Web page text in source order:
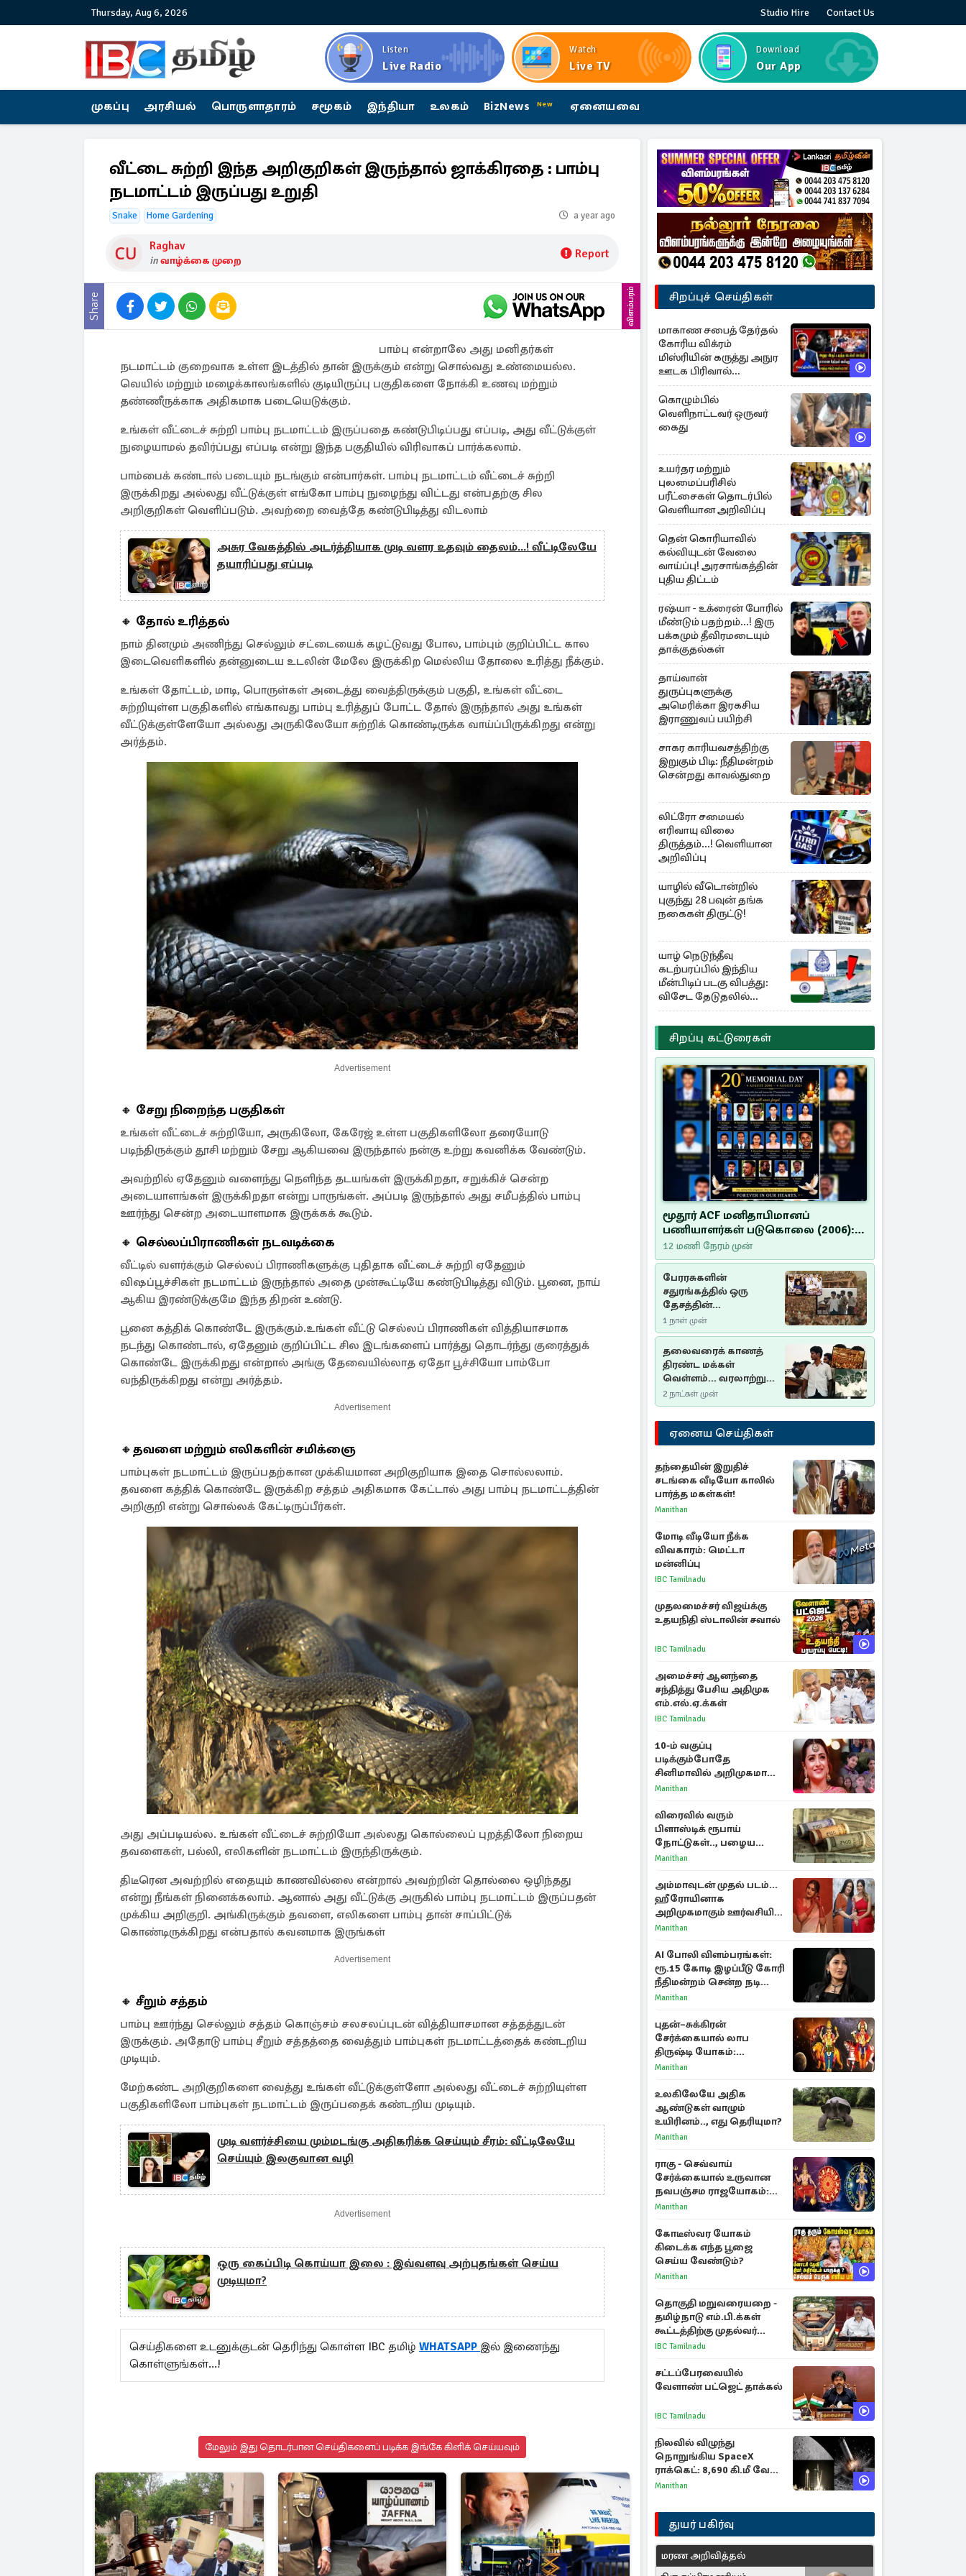
Thursday, Aug 6, 2026 Studio Hire Contact Us
Listen
Live Radio
Watch
Live TV
Download
Our App
முகப்பு அரசியல் பொருளாதாரம் சமூகம் இந்தியா உலகம் BizNews New ஏனையவை
வீட்டை சுற்றி இந்த அறிகுறிகள் இருந்தால் ஜாக்கிரதை : பாம்பு
நடமாட்டம் இருப்பது உறுதி
Snake Home Gardening a year ago
Raghav
inவாழ்க்கை முறை Report
Share விளம்பரம்
பாம்பு என்றாலே அது மனிதர்கள்
நடமாட்டம் குறைவாக உள்ள இடத்தில் தான் இருக்கும் என்று சொல்வது உண்மையல்ல.
வெயில் மற்றும் மழைக்காலங்களில் குடியிருப்பு பகுதிகளை நோக்கி உணவு மற்றும்
தண்ணீருக்காக அதிகமாக படையெடுக்கும்.
உங்கள் வீட்டைச் சுற்றி பாம்பு நடமாட்டம் இருப்பதை கண்டுபிடிப்பது எப்படி, அது வீட்டுக்குள்
நுழையாமல் தவிர்ப்பது எப்படி என்று இந்த பகுதியில் விரிவாகப் பார்க்கலாம்.
பாம்பைக் கண்டால் படையும் நடங்கும் என்பார்கள். பாம்பு நடமாட்டம் வீட்டைச் சுற்றி
இருக்கிறது அல்லது வீட்டுக்குள் எங்கோ பாம்பு நுழைந்து விட்டது என்பதற்கு சில
அறிகுறிகள் வெளிப்படும். அவற்றை வைத்தே கண்டுபிடித்து விடலாம்
அசுர வேகத்தில் அடர்த்தியாக முடி வளர உதவும் தைலம்...! வீட்டிலேயே
தயாரிப்பது எப்படி
🔸 தோல் உரித்தல்
நாம் தினமும் அணிந்து செல்லும் சட்டையைக் கழட்டுவது போல, பாம்பும் குறிப்பிட்ட கால
இடைவெளிகளில் தன்னுடைய உடலின் மேலே இருக்கிற மெல்லிய தோலை உரித்து நீக்கும்.
உங்கள் தோட்டம், மாடி, பொருள்கள் அடைத்து வைத்திருக்கும் பகுதி, உங்கள் வீட்டை
சுற்றியுள்ள பகுதிகளில் எங்காவது பாம்பு உரித்துப் போட்ட தோல் இருந்தால் அது உங்கள்
வீட்டுக்குள்ளேயோ அல்லது அருகிலேயோ சுற்றிக் கொண்டிருக்க வாய்ப்பிருக்கிறது என்று
அர்த்தம்.
Advertisement
🔸 சேறு நிறைந்த பகுதிகள்
உங்கள் வீட்டைச் சுற்றியோ, அருகிலோ, கேரேஜ் உள்ள பகுதிகளிலோ தரையோடு
படிந்திருக்கும் தூசி மற்றும் சேறு ஆகியவை இருந்தால் நன்கு உற்று கவனிக்க வேண்டும்.
அவற்றில் ஏதேனும் வளைந்து நெளிந்த தடயங்கள் இருக்கிறதா, சறுக்கிச் சென்ற
அடையாளங்கள் இருக்கிறதா என்று பாருங்கள். அப்படி இருந்தால் அது சமீபத்தில் பாம்பு
ஊர்ந்து சென்ற அடையாளமாக இருக்கக் கூடும்.
🔸 செல்லப்பிராணிகள் நடவடிக்கை
வீட்டில் வளர்க்கும் செல்லப் பிராணிகளுக்கு புதிதாக வீட்டைச் சுற்றி ஏதேனும்
விஷப்பூச்சிகள் நடமாட்டம் இருந்தால் அதை முன்கூட்டியே கண்டுபிடித்து விடும். பூனை, நாய்
ஆகிய இரண்டுக்குமே இந்த திறன் உண்டு.
பூனை கத்திக் கொண்டே இருக்கும். ​உங்கள் வீட்டு செல்லப் பிராணிகள் வித்தியாசமாக
நடந்து கொண்டால், ஏதேனும் குறிப்பிட்ட சில இடங்களைப் பார்த்து தொடர்ந்து குரைத்துக்
கொண்டே இருக்கிறது என்றால் அங்கு தேவையில்லாத ஏதோ பூச்சியோ பாம்போ
வந்திருக்கிறது என்று அர்த்தம்.
Advertisement
🔸தவளை மற்றும் எலிகளின் சமிக்ஞை
பாம்புகள் நடமாட்டம் இருப்பதற்கான முக்கியமான அறிகுறியாக இதை சொல்லலாம்.
தவளை கத்திக் கொண்டே இருக்கிற சத்தம் அதிகமாக கேட்டால் அது பாம்பு நடமாட்டத்தின்
அறிகுறி என்று சொல்லக் கேட்டிருப்பீர்கள்.
அது அப்படியல்ல. உங்கள் வீட்டைச் சுற்றியோ அல்லது கொல்லைப் புறத்திலோ நிறைய
தவளைகள், பல்லி, எலிகளின் நடமாட்டம் இருந்திருக்கும்.
திடீரென அவற்றில் எதையும் காணவில்லை என்றால் அவற்றின் தொல்லை ஒழிந்தது
என்று நீங்கள் நினைக்கலாம். ஆனால் அது வீட்டுக்கு அருகில் பாம்பு நடமாட்டம் இருப்பதன்
முக்கிய அறிகுறி. அங்கிருக்கும் தவளை, எலிகளை பாம்பு தான் சாப்பிட்டுக்
கொண்டிருக்கிறது என்பதால் கவனமாக இருங்கள்
Advertisement
🔸 சீறும் சத்தம்
பாம்பு ஊர்ந்து செல்லும் சத்தம் கொஞ்சம் சலசலப்புடன் வித்தியாசமான சத்தத்துடன்
இருக்கும். அதோடு பாம்பு சீறும் சத்தத்தை வைத்தும் பாம்புகள் நடமாட்டத்தைக் கண்டறிய
முடியும்.
மேற்கண்ட அறிகுறிகளை வைத்து உங்கள் வீட்டுக்குள்ளோ அல்லது வீட்டைச் சுற்றியுள்ள
பகுதிகளிலோ பாம்புகள் நடமாட்டம் இருப்பதைக் கண்டறிய முடியும்.
முடி வளர்ச்சியை மும்மடங்கு அதிகரிக்க செய்யும் சீரம்: வீட்டிலேயே
செய்யும் இலகுவான வழி
Advertisement
ஒரு கைப்பிடி கொய்யா இலை : இவ்வளவு அற்புதங்கள் செய்ய
முடியுமா?
செய்திகளை உடனுக்குடன் தெரிந்து கொள்ள IBC தமிழ் WHATSAPP இல் இணைந்து
கொள்ளுங்கள்...!
மேலும் இது தொடர்பான செய்திகளைப் படிக்க இங்கே கிளிக் செய்யவும்
சிறப்புச் செய்திகள்
மாகாண சபைத் தேர்தல்
கோரிய விக்ரம்
மிஸ்ரியின் கருத்து அநுர
ஊடக பிரிவால்
அமுக்கப்பட்டது ஏன்...!
கொழும்பில்
வெளிநாட்டவர் ஒருவர்
கைது
உயர்தர மற்றும்
புலமைப்பரிசில்
பரீட்சைகள் தொடர்பில்
வெளியான அறிவிப்பு
தென் கொரியாவில்
கல்வியுடன் வேலை
வாய்ப்பு! அரசாங்கத்தின்
புதிய திட்டம்
ரஷ்யா - உக்ரைன் போரில்
மீண்டும் பதற்றம்...! இரு
பக்கமும் தீவிரமடையும்
தாக்குதல்கள்
தாய்வான்
துருப்புகளுக்கு
அமெரிக்கா இரகசிய
இராணுவப் பயிற்சி
சாகர காரியவசத்திற்கு
இறுகும் பிடி: நீதிமன்றம்
சென்றது காவல்துறை
லிட்ரோ சமையல்
எரிவாயு விலை
திருத்தம்...! வெளியான
அறிவிப்பு
யாழில் வீடொன்றில்
புகுந்து 28 பவுன் தங்க
நகைகள் திருட்டு!
யாழ் நெடுந்தீவு
கடற்பரப்பில் இந்திய
மீன்பிடிப் படகு விபத்து:
விசேட தேடுதலில்
இலங்கை கடற்படை
சிறப்பு கட்டுரைகள்
மூதூர் ACF மனிதாபிமானப்
பணியாளர்கள் படுகொலை (2006):
20 ஆண்டுகளாகியும் நீதி
மறுக்கப்பட்ட மனிதாபிமானப்
பேரவலம்
12 மணி நேரம் முன்
பேரரசுகளின்
சதுரங்கத்தில் ஒரு
தேசத்தின்
தீர்க்கதரிசனம் :
சுதுமலை பிரகடனம்
ஒரு வரலாற்றுப் பாடம்
1 நாள் முன்
தலைவரைக் காணத்
திரண்ட மக்கள்
வெள்ளம்... வரலாற்றுச்
சிறப்புமிக்க சுதுமலைப்
பிரகடனம்…
2 நாட்கள் முன்
ஏனைய செய்திகள்
தந்தையின் இறுதிச்
சடங்கை வீடியோ காலில்
பார்த்த மகள்கள்!
Manithan
மோடி வீடியோ நீக்க
விவகாரம்: மெட்டா
மன்னிப்பு
IBC Tamilnadu
முதலமைச்சர் விஜய்க்கு
உதயநிதி ஸ்டாலின் சவால்
IBC Tamilnadu
அமைச்சர் ஆனந்தை
சந்தித்து பேசிய அதிமுக
எம்.எல்.ஏ.க்கள்
IBC Tamilnadu
10-ம் வகுப்பு
படிக்கும்போதே
சினிமாவில் அறிமுகமான
த்ரிஷா! உண்மையை
காந்தி
Manithan
விரைவில் வரும்
பிளாஸ்டிக் ரூபாய்
நோட்டுகள்.., பழைய
காகித நோட்டுகள்
Manithan
அம்மாவுடன் முதல் படம்...
ஹீரோயினாக
அறிமுகமாகும் ஊர்வசியின்
மகள் தேஜலட்சுமி!
Manithan
AI போலி விளம்பரங்கள்:
ரூ.15 கோடி இழப்பீடு கோரி
நீதிமன்றம் சென்ற நடிகை
ஸ்ருதி ஹாசன்!
Manithan
புதன்–சுக்கிரன்
சேர்க்கையால் லாப
திருஷ்டி யோகம்:
அதிர்ஷ்டம் பெறும் டாப் 3
Manithan
உலகிலேயே அதிக
ஆண்டுகள் வாழும்
உயிரினம்.., எது தெரியுமா?
Manithan
ராகு - செவ்வாய்
சேர்க்கையால் உருவான
நவபஞ்சம ராஜயோகம்:
அதிர்ஷ்டம் பெறும் 3
Manithan
கோடீஸ்வர யோகம்
கிடைக்க எந்த பூஜை
செய்ய வேண்டும்?
Manithan
தொகுதி மறுவரையறை -
தமிழ்நாடு எம்.பி.க்கள்
கூட்டத்திற்கு முதல்வர்
விஜய் அழைப்பு
IBC Tamilnadu
சட்டப்பேரவையில்
வேளாண் பட்ஜெட் தாக்கல்
IBC Tamilnadu
நிலவில் விழுந்து
நொறுங்கிய SpaceX
ராக்கெட்: 8,690 கி.மீ வேக
மோதலால் உருவான புதிய
Manithan
துயர் பகிர்வு
மரண அறிவித்தல்